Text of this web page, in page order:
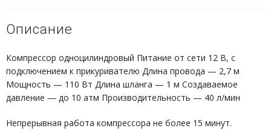
Описание
Компрессор одноцилиндровый Питание от сети 12 В, с
подключением к прикуривателю Длина провода — 2,7 м
Мощность — 110 Вт Длина шланга — 1 м Создаваемое
давление — до 10 атм Производительность — 40 л/мин
Непрерывная работа компрессора не более 15 минут.